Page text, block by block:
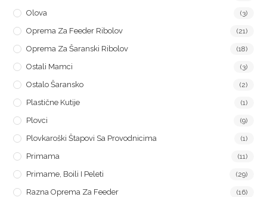
Olova (3)
Oprema Za Feeder Ribolov (21)
Oprema Za Šaranski Ribolov (18)
Ostali Mamci (3)
Ostalo Šaransko (2)
Plastične Kutije (1)
Plovci (9)
Plovkaroški Štapovi Sa Provodnicima (1)
Primama (11)
Primame, Boili I Peleti (29)
Razna Oprema Za Feeder (16)